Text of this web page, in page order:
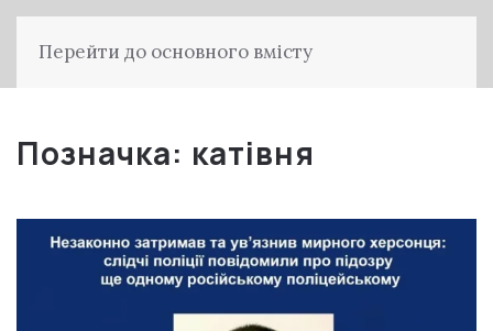
Перейти до основного вмісту
Позначка: катівня